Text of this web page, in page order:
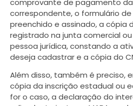
correspondente, o formulário
preenchido e assinado, a cópia
registrado na junta comercial
pessoa jurídica, constando a
deseja cadastrar e a cópia do
Além disso, também é preciso,
cópia da inscrição estadual ou
for o caso, a declaração do